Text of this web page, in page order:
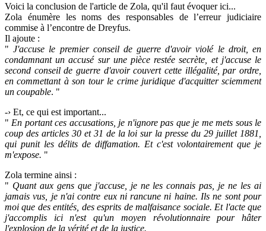
Voici la conclusion de l'article de Zola, qu'il faut évoquer ici...
Zola énumère les noms des responsables de l’erreur judiciaire
commise à l’encontre de Dreyfus.
Il ajoute :
"J'accuse le premier conseil de guerre d'avoir violé le droit, en
condamnant un accusé sur une pièce restée secrète, et j'accuse le
second conseil de guerre d'avoir couvert cette illégalité, par ordre,
en commettant à son tour le crime juridique d'acquitter sciemment
un coupable. "
-› Et, ce qui est important...
" En portant ces accusations, je n'ignore pas que je me mets sous le
coup des articles 30 et 31 de la loi sur la presse du 29 juillet 1881,
qui punit les délits de diffamation. Et c'est volontairement que je
m'expose. "
Zola termine ainsi :
" Quant aux gens que j'accuse, je ne les connais pas, je ne les ai
jamais vus, je n'ai contre eux ni rancune ni haine. Ils ne sont pour
moi que des entités, des esprits de malfaisance sociale. Et l'acte que
j'accomplis ici n'est qu'un moyen révolutionnaire pour hâter
l'explosion de la vérité et de la justice.